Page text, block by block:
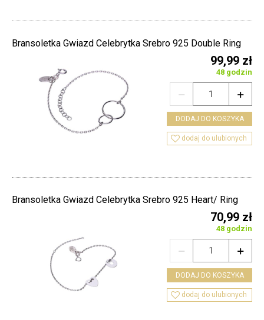
Bransoletka Gwiazd Celebrytka Srebro 925 Double Ring
99,99 zł
48 godzin


DODAJ DO KOSZYKA
 dodaj do ulubionych
Bransoletka Gwiazd Celebrytka Srebro 925 Heart/ Ring
70,99 zł
48 godzin


DODAJ DO KOSZYKA
 dodaj do ulubionych